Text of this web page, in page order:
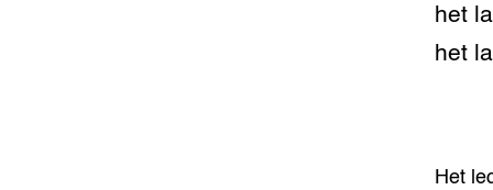
het
het
Het